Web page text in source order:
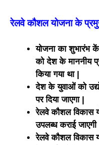
रेलवे कौशल योजना के
योजना का शुभारंभ
को देश के माननीय
किया गया था |
देश के युवाओं को
पर दिया जाएगा |
रेलवे कौशल विकास
उपलब्ध कराई जाएगी
रेलवे कौशल विकास